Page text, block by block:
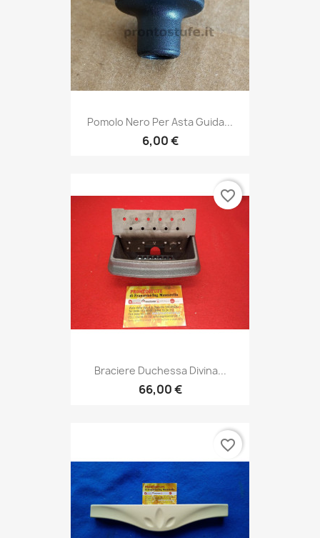
Pomolo Nero Per Asta Guida...
6,00 €
Braciere Duchessa Divina...
66,00 €
favorite_border
favorite_border